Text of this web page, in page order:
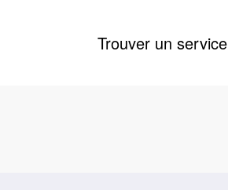
Trouver un service